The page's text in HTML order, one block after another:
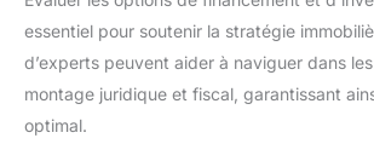
essentiel pour soutenir la stratégie
d’experts peuvent aider à naviguer dans
montage juridique et fiscal, garantissant
optimal.